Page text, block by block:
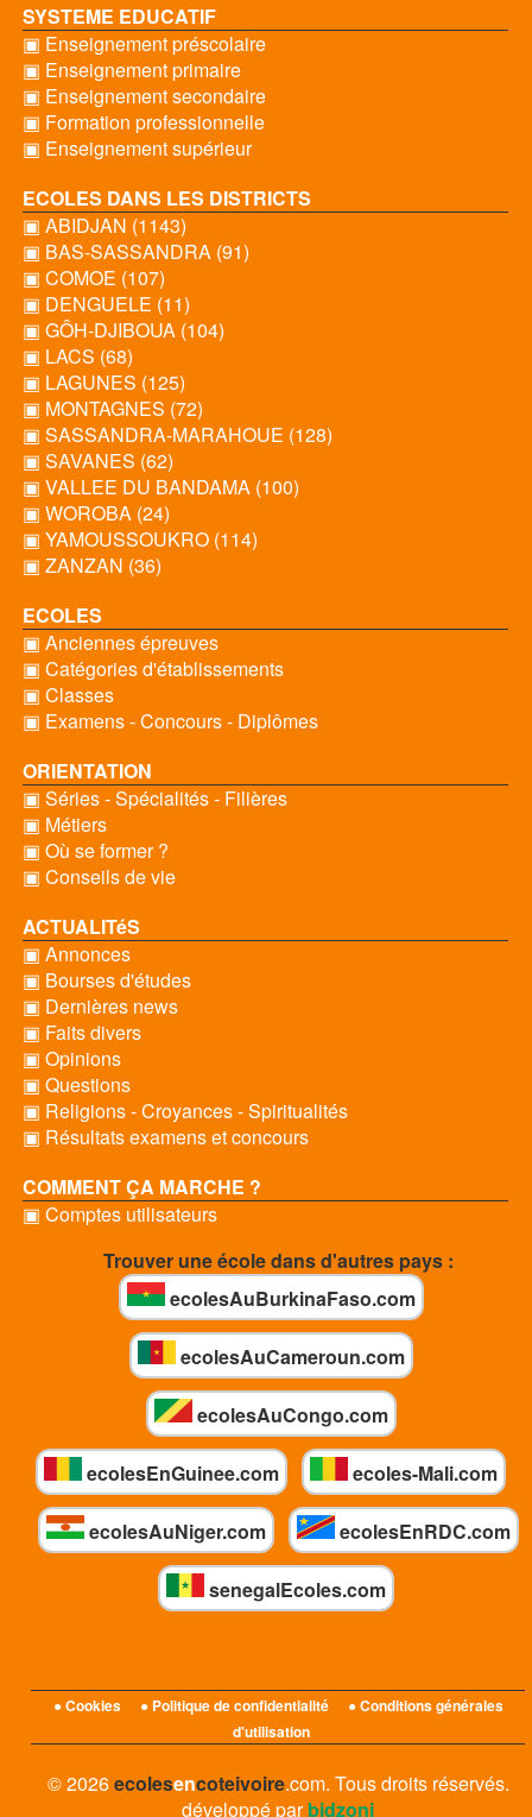
SYSTEME EDUCATIF
▣ Enseignement préscolaire
▣ Enseignement primaire
▣ Enseignement secondaire
▣ Formation professionnelle
▣ Enseignement supérieur
ECOLES DANS LES DISTRICTS
▣ ABIDJAN (1143)
▣ BAS-SASSANDRA (91)
▣ COMOE (107)
▣ DENGUELE (11)
▣ GÔH-DJIBOUA (104)
▣ LACS (68)
▣ LAGUNES (125)
▣ MONTAGNES (72)
▣ SASSANDRA-MARAHOUE (128)
▣ SAVANES (62)
▣ VALLEE DU BANDAMA (100)
▣ WOROBA (24)
▣ YAMOUSSOUKRO (114)
▣ ZANZAN (36)
ECOLES
▣ Anciennes épreuves
▣ Catégories d'établissements
▣ Classes
▣ Examens - Concours - Diplômes
ORIENTATION
▣ Séries - Spécialités - Filières
▣ Métiers
▣ Où se former ?
▣ Conseils de vie
ACTUALITéS
▣ Annonces
▣ Bourses d'études
▣ Dernières news
▣ Faits divers
▣ Opinions
▣ Questions
▣ Religions - Croyances - Spiritualités
▣ Résultats examens et concours
COMMENT ÇA MARCHE ?
▣ Comptes utilisateurs
Trouver une école dans d'autres pays :
ecolesAuBurkinaFaso.com
ecolesAuCameroun.com
ecolesAuCongo.com
ecolesEnGuinee.com ecoles-Mali.com
ecolesAuNiger.com ecolesEnRDC.com
senegalEcoles.com
● Cookies ● Politique de confidentialité
● Conditions générales
d'utilisation
© 2026ecolesencoteivoire.com. Tous droits réservés.
développé parbidzoni